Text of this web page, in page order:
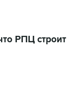
РПЦ строит